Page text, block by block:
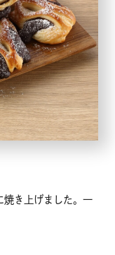
焼き上げました。一